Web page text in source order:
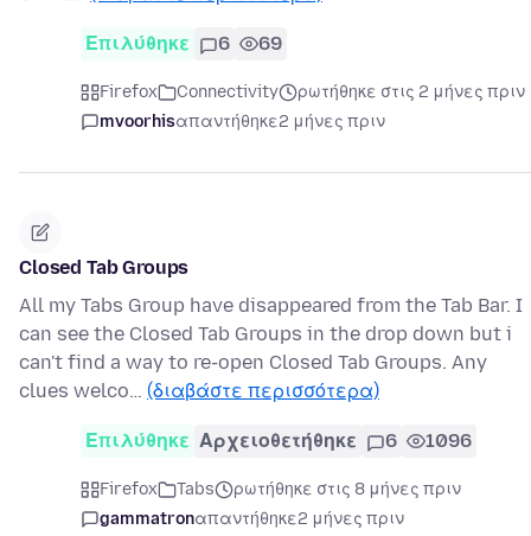
Επιλύθηκε 6 69
Firefox Connectivity
ρωτήθηκε στις 2 μήνες πριν
mvoorhisαπαντήθηκε2 μήνες πριν
Closed Tab Groups
All my Tabs Group have disappeared from the Tab Bar. I
can see the Closed Tab Groups in the drop down but i
can't find a way to re-open Closed Tab Groups. Any
clues welco… (διαβάστε περισσότερα)
Επιλύθηκε Αρχειοθετήθηκε 6 1096
Firefox Tabs
ρωτήθηκε στις 8 μήνες πριν
gammatronαπαντήθηκε2 μήνες πριν